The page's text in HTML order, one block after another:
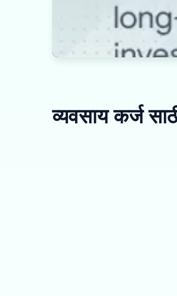
व्यवसाय कर्ज